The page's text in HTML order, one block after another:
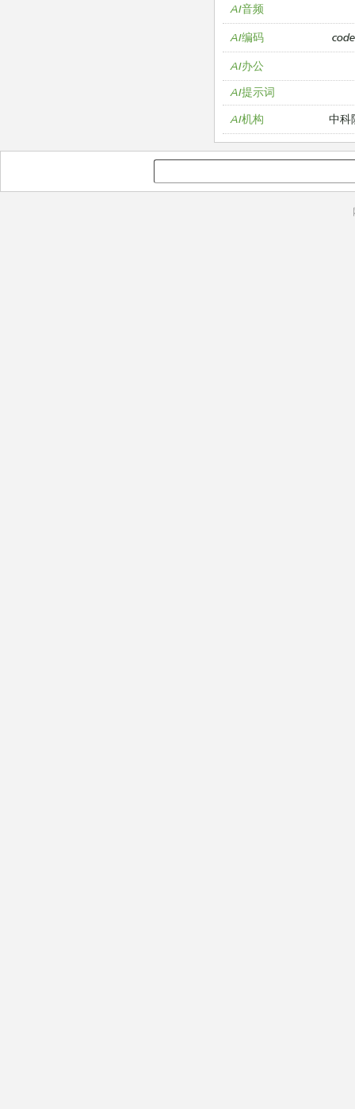
AI音频
AI编码
AI办公
AI提示词
AI机构
中科